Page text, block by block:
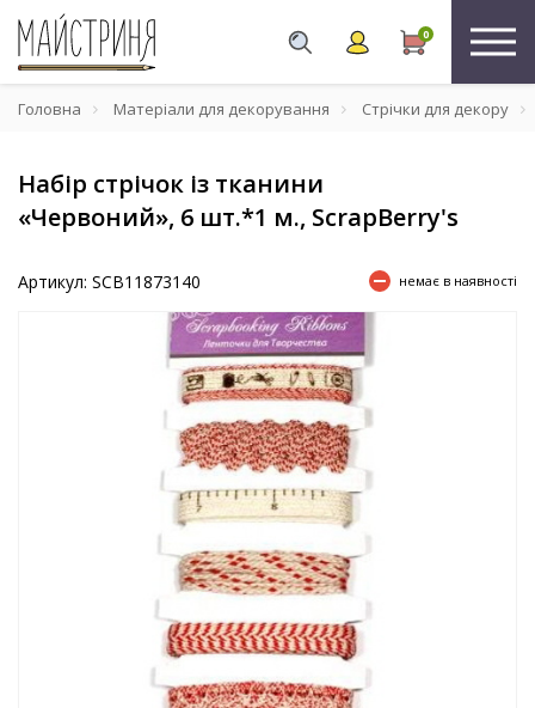
0
Головна Матеріали для декорування Стрічки для декору
Набір стрічок із тканини
«Червоний», 6 шт.*1 м., ScrapBerry's
Артикул: SCB11873140 немає в наявності